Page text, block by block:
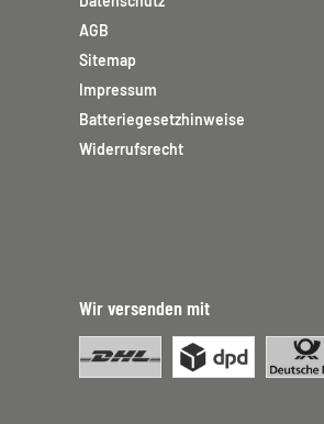
AGB
Sitemap
Impressum
Batteriegesetzhinweise
Widerrufsrecht
Wir versenden mit